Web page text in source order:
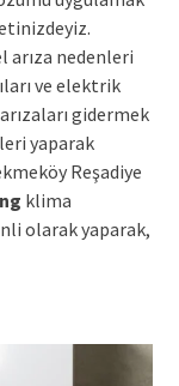
arıza nedenleri
ve elektrik
gidermek
yaparak
Reşadiye
klima
olarak yaparak,